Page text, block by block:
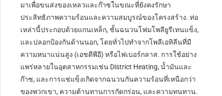
มาเพื่อขนส่งของเหลวและก๊าซในขณะที่ยังคงรักษา
ประสิทธิภาพความร้อนและความสมบูรณ์ของโครงสร้าง. ท่อ
เหล่านี้ประกอบด้วยแกนเหล็ก, ชั้นฉนวนโฟมโพลียูรีเทนแข็ง,
และปลอกป้องกันด้านนอก, โดยทั่วไปทำจากโพลีเอทิลีนที่มี
ความหนาแน่นสูง (เอชดีพีอี) หรือไฟเบอร์กลาส. การใช้อย่าง
แพร่หลายในอุตสาหกรรมเช่น District Heating, น้ำมันและ
ก๊าซ, และการแช่แข็งเกิดจากฉนวนกันความร้อนที่เหนือกว่า
ของพวกเขา, ความต้านทานการกัดกร่อน, และความทนทาน.